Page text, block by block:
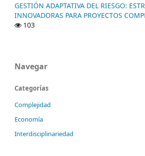
GESTIÓN ADAPTATIVA DEL RIESGO:
INNOVADORAS PARA PROYECTOS
103
Navegar
Categorías
Complejidad
Economía
Interdisciplinariedad